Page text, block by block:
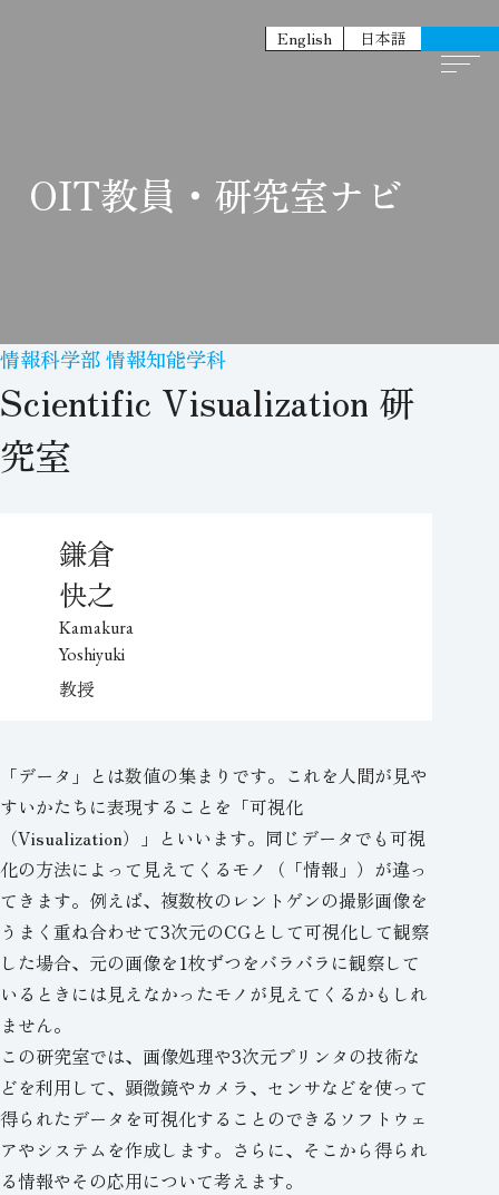
English 日本語
OIT教員・研究室ナビ
情報科学部 情報知能学科
Scientific Visualization 研
究室
鎌倉
快之
Kamakura
Yoshiyuki
教授
「データ」とは数値の集まりです。これを人間が見や
すいかたちに表現することを「可視化
（Visualization）」といいます。同じデータでも可視
化の方法によって見えてくるモノ（「情報」）が違っ
てきます。例えば、複数枚のレントゲンの撮影画像を
うまく重ね合わせて3次元のCGとして可視化して観察
した場合、元の画像を1枚ずつをバラバラに観察して
いるときには見えなかったモノが見えてくるかもしれ
ません。
この研究室では、画像処理や3次元プリンタの技術な
どを利用して、顕微鏡やカメラ、センサなどを使って
得られたデータを可視化することのできるソフトウェ
アやシステムを作成します。さらに、そこから得られ
る情報やその応用について考えます。